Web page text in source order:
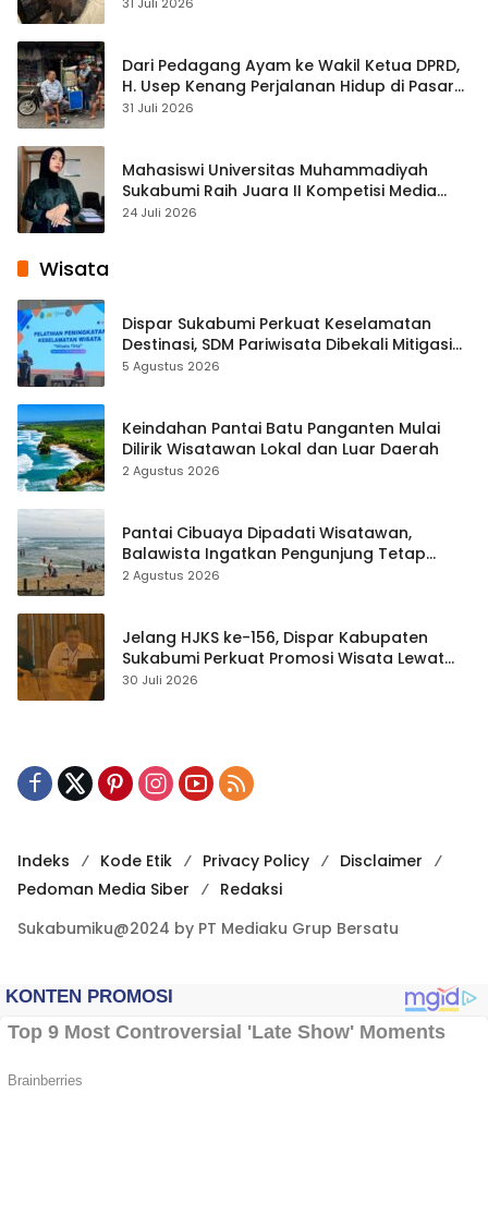
Dari Pedagang Ayam ke Wakil Ketua DPRD,
H. Usep Kenang Perjalanan Hidup di Pasar
Cisaat
31 Juli 2026
Mahasiswi Universitas Muhammadiyah
Sukabumi Raih Juara II Kompetisi Media
Pembelajaran Digital Tingkat Internasional
24 Juli 2026
Wisata
Dispar Sukabumi Perkuat Keselamatan
Destinasi, SDM Pariwisata Dibekali Mitigasi
hingga Teknik Evakuasi
5 Agustus 2026
Keindahan Pantai Batu Panganten Mulai
Dilirik Wisatawan Lokal dan Luar Daerah
2 Agustus 2026
Pantai Cibuaya Dipadati Wisatawan,
Balawista Ingatkan Pengunjung Tetap
Waspada
2 Agustus 2026
Jelang HJKS ke-156, Dispar Kabupaten
Sukabumi Perkuat Promosi Wisata Lewat
Publikasi Digital
30 Juli 2026
Indeks Kode Etik Privacy Policy
Disclaimer
Pedoman Media Siber
Redaksi
Sukabumiku@2024 by PT Mediaku Grup Bersatu